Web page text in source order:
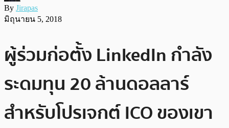
By Jirapas
มิถุนายน 5, 2018
ผู้ร่วมก่อตั้ง LinkedIn กำลัง
ระดมทุน 20 ล้านดอลลาร์
สำหรับโปรเจกต์ ICO ของเขา